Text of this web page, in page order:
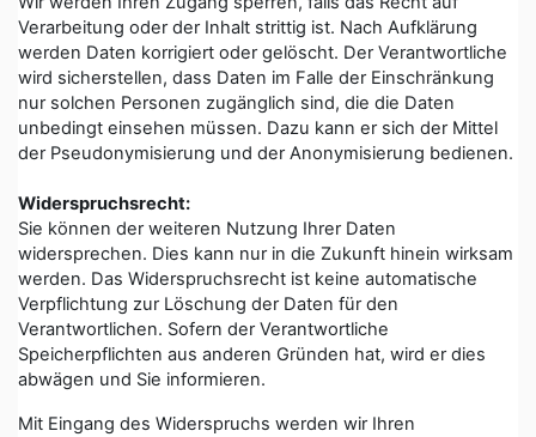
Verarbeitung oder der Inhalt strittig ist. Nach Aufklärung
werden Daten korrigiert oder gelöscht. Der Verantwortliche
wird sicherstellen, dass Daten im Falle der Einschränkung
nur solchen Personen zugänglich sind, die die Daten
unbedingt einsehen müssen. Dazu kann er sich der Mittel
der Pseudonymisierung und der Anonymisierung bedienen.
Widerspruchsrecht:
Sie können der weiteren Nutzung Ihrer Daten
widersprechen. Dies kann nur in die Zukunft hinein wirksam
werden. Das Widerspruchsrecht ist keine automatische
Verpflichtung zur Löschung der Daten für den
Verantwortlichen. Sofern der Verantwortliche
Speicherpflichten aus anderen Gründen hat, wird er dies
abwägen und Sie informieren.
Mit Eingang des Widerspruchs werden wir Ihren